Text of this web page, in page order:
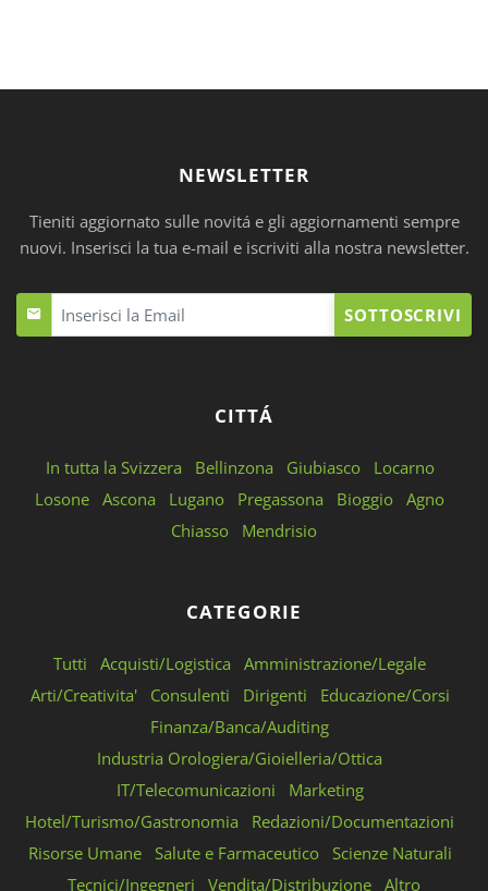
NEWSLETTER
Tieniti aggiornato sulle novitá e gli aggiornamenti sempre
nuovi. Inserisci la tua e-mail e iscriviti alla nostra newsletter.
SOTTOSCRIVI
CITTÁ
In tutta la Svizzera Bellinzona Giubiasco
Locarno
Losone Ascona Lugano Pregassona Bioggio Agno
Chiasso
Mendrisio
CATEGORIE
Tutti Acquisti/Logistica
Amministrazione/Legale
Arti/Creativita'
Consulenti Dirigenti
Educazione/Corsi
Finanza/Banca/Auditing
Industria Orologiera/Gioielleria/Ottica
IT/Telecomunicazioni
Marketing
Hotel/Turismo/Gastronomia
Redazioni/Documentazioni
Risorse Umane
Salute e Farmaceutico
Scienze Naturali
Tecnici/Ingegneri
Vendita/Distribuzione Altro